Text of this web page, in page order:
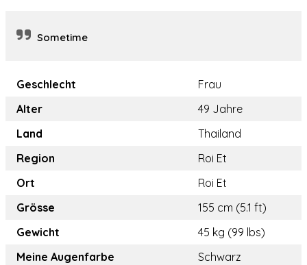
Sometime
Geschlecht
Frau
Alter
49 Jahre
Land
Thailand
Region
Roi Et
Ort
Roi Et
Grösse
155 cm (5.1 ft)
Gewicht
45 kg (99 lbs)
Meine Augenfarbe
Schwarz